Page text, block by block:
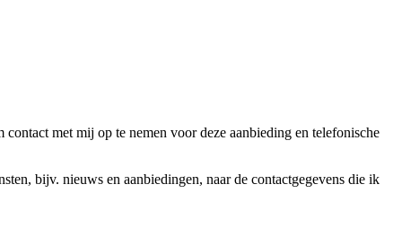
met mij op te nemen voor deze aanbieding en telefonische
bijv. nieuws en aanbiedingen, naar de contactgegevens die ik